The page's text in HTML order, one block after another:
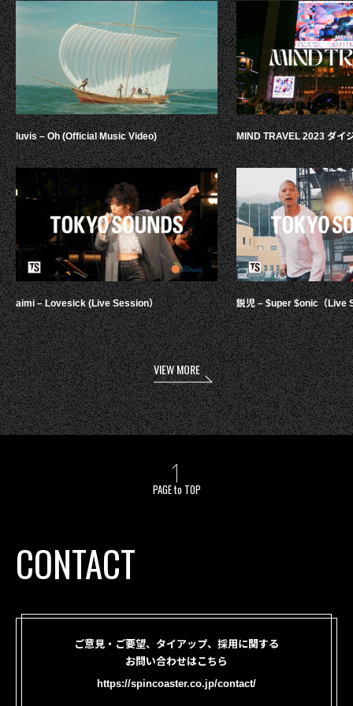
luvis – Oh (Official Music Video)
aimi – Lovesick (Live Session）
MIND TRAVEL 2023 ダイ
鋭児 – $uper $onic（Live
VIEW MORE
PAGE to TOP
CONTACT
ご意見・ご要望、タイアップ、採用に関する
お問い合わせはこちら
https://spincoaster.co.jp/contact/